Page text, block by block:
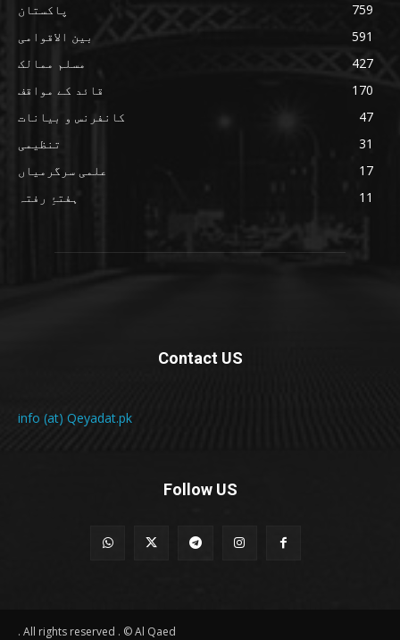
پاکستان
759
بین الاقوامی
591
مسلم ممالک
427
قائد کے مواقف
170
کانفرنس و بیانات
47
تنظیمی
31
علمی سرگرمیاں
17
ہفتۂِ رفتہ
11
Contact US
info (at) Qeyadat.pk
Follow US
All rights reserved . © Al Qaed .